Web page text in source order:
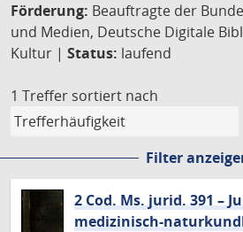
Förderung: Beauftragte der
und Medien, Deutsche Digitale
Kultur | Status: laufend
1 Treffer sortiert nach
Filter
2 Cod. Ms. jurid. 391 –
medizinisch-